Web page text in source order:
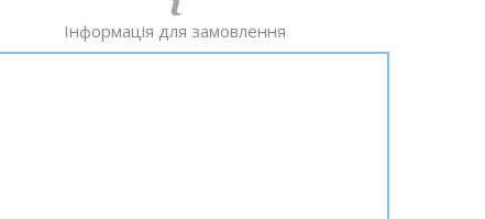
Інформація для замовлення